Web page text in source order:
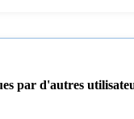
par d'autres